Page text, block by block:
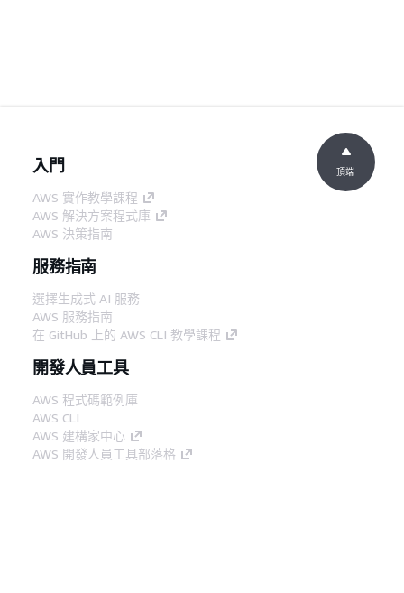
入門
AWS 實作教學課程
AWS 解決方案程式庫
AWS 決策指南
服務指南
選擇生成式 AI 服務
AWS 服務指南
在 GitHub 上的 AWS CLI 教學課程
開發人員工具
AWS 程式碼範例庫
AWS CLI
AWS 建構家中心
AWS 開發人員工具部落格
頂端